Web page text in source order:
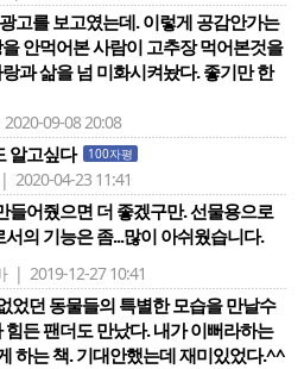
고를 보고였는데. 이렇게 공감안가는
안먹어본 사람이 고추장 먹어본것을
과 삶을 넘 미화시켜놨다. 좋기만 한
09-08 20:08
알고싶다 100자평
2020-04-23 11:41
들어줬으면 더 좋겠구만. 선물용으로
의 기능은 좀...많이 아쉬웠습니다.
| 2019-12-27 10:41
었던 동물들의 특별한 모습을 만날수
든 팬더도 만났다. 내가 이뻐라하는
하는 책. 기대안했는데 재미있었다.^^